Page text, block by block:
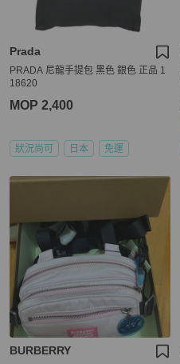
Prada
PRADA 尼龍手提包 黑色 銀色 正品 1
18620
MOP 2,400
狀況尚可 日本 免運
BURBERRY